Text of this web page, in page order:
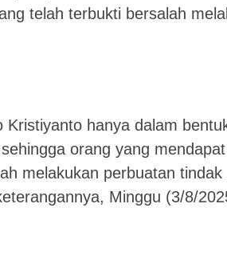
telah terbukti bersalah
Kristiyanto hanya dalam
orang yang
melakukan perbuatan tindak
Minggu (3/8/